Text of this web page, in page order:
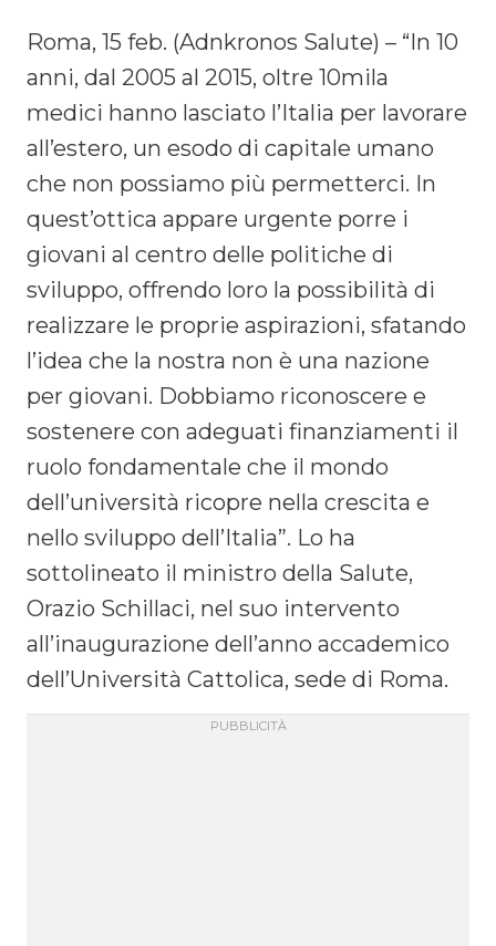
Roma, 15 feb. (Adnkronos Salute) – “In 10
anni, dal 2005 al 2015, oltre 10mila
medici hanno lasciato l’Italia per lavorare
all’estero, un esodo di capitale umano
che non possiamo più permetterci. In
quest’ottica appare urgente porre i
giovani al centro delle politiche di
sviluppo, offrendo loro la possibilità di
realizzare le proprie aspirazioni, sfatando
l’idea che la nostra non è una nazione
per giovani. Dobbiamo riconoscere e
sostenere con adeguati finanziamenti il
ruolo fondamentale che il mondo
dell’università ricopre nella crescita e
nello sviluppo dell’Italia”. Lo ha
sottolineato il ministro della Salute,
Orazio Schillaci, nel suo intervento
all’inaugurazione dell’anno accademico
dell’Università Cattolica, sede di Roma.